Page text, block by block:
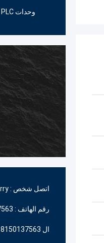
وحدات PLC
اتصل شخص :
رقم الهاتف :
ال WhatsApp :